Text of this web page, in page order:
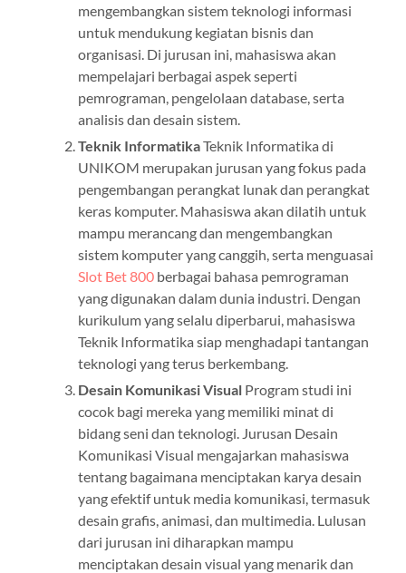
mengembangkan sistem teknologi informasi
untuk mendukung kegiatan bisnis dan
organisasi. Di jurusan ini, mahasiswa akan
mempelajari berbagai aspek seperti
pemrograman, pengelolaan database, serta
analisis dan desain sistem.
Teknik InformatikaTeknik Informatika di
UNIKOM merupakan jurusan yang fokus pada
pengembangan perangkat lunak dan perangkat
keras komputer. Mahasiswa akan dilatih untuk
mampu merancang dan mengembangkan
sistem komputer yang canggih, serta menguasai
Slot Bet 800berbagai bahasa pemrograman
yang digunakan dalam dunia industri. Dengan
kurikulum yang selalu diperbarui, mahasiswa
Teknik Informatika siap menghadapi tantangan
teknologi yang terus berkembang.
Desain Komunikasi VisualProgram studi ini
cocok bagi mereka yang memiliki minat di
bidang seni dan teknologi. Jurusan Desain
Komunikasi Visual mengajarkan mahasiswa
tentang bagaimana menciptakan karya desain
yang efektif untuk media komunikasi, termasuk
desain grafis, animasi, dan multimedia. Lulusan
dari jurusan ini diharapkan mampu
menciptakan desain visual yang menarik dan